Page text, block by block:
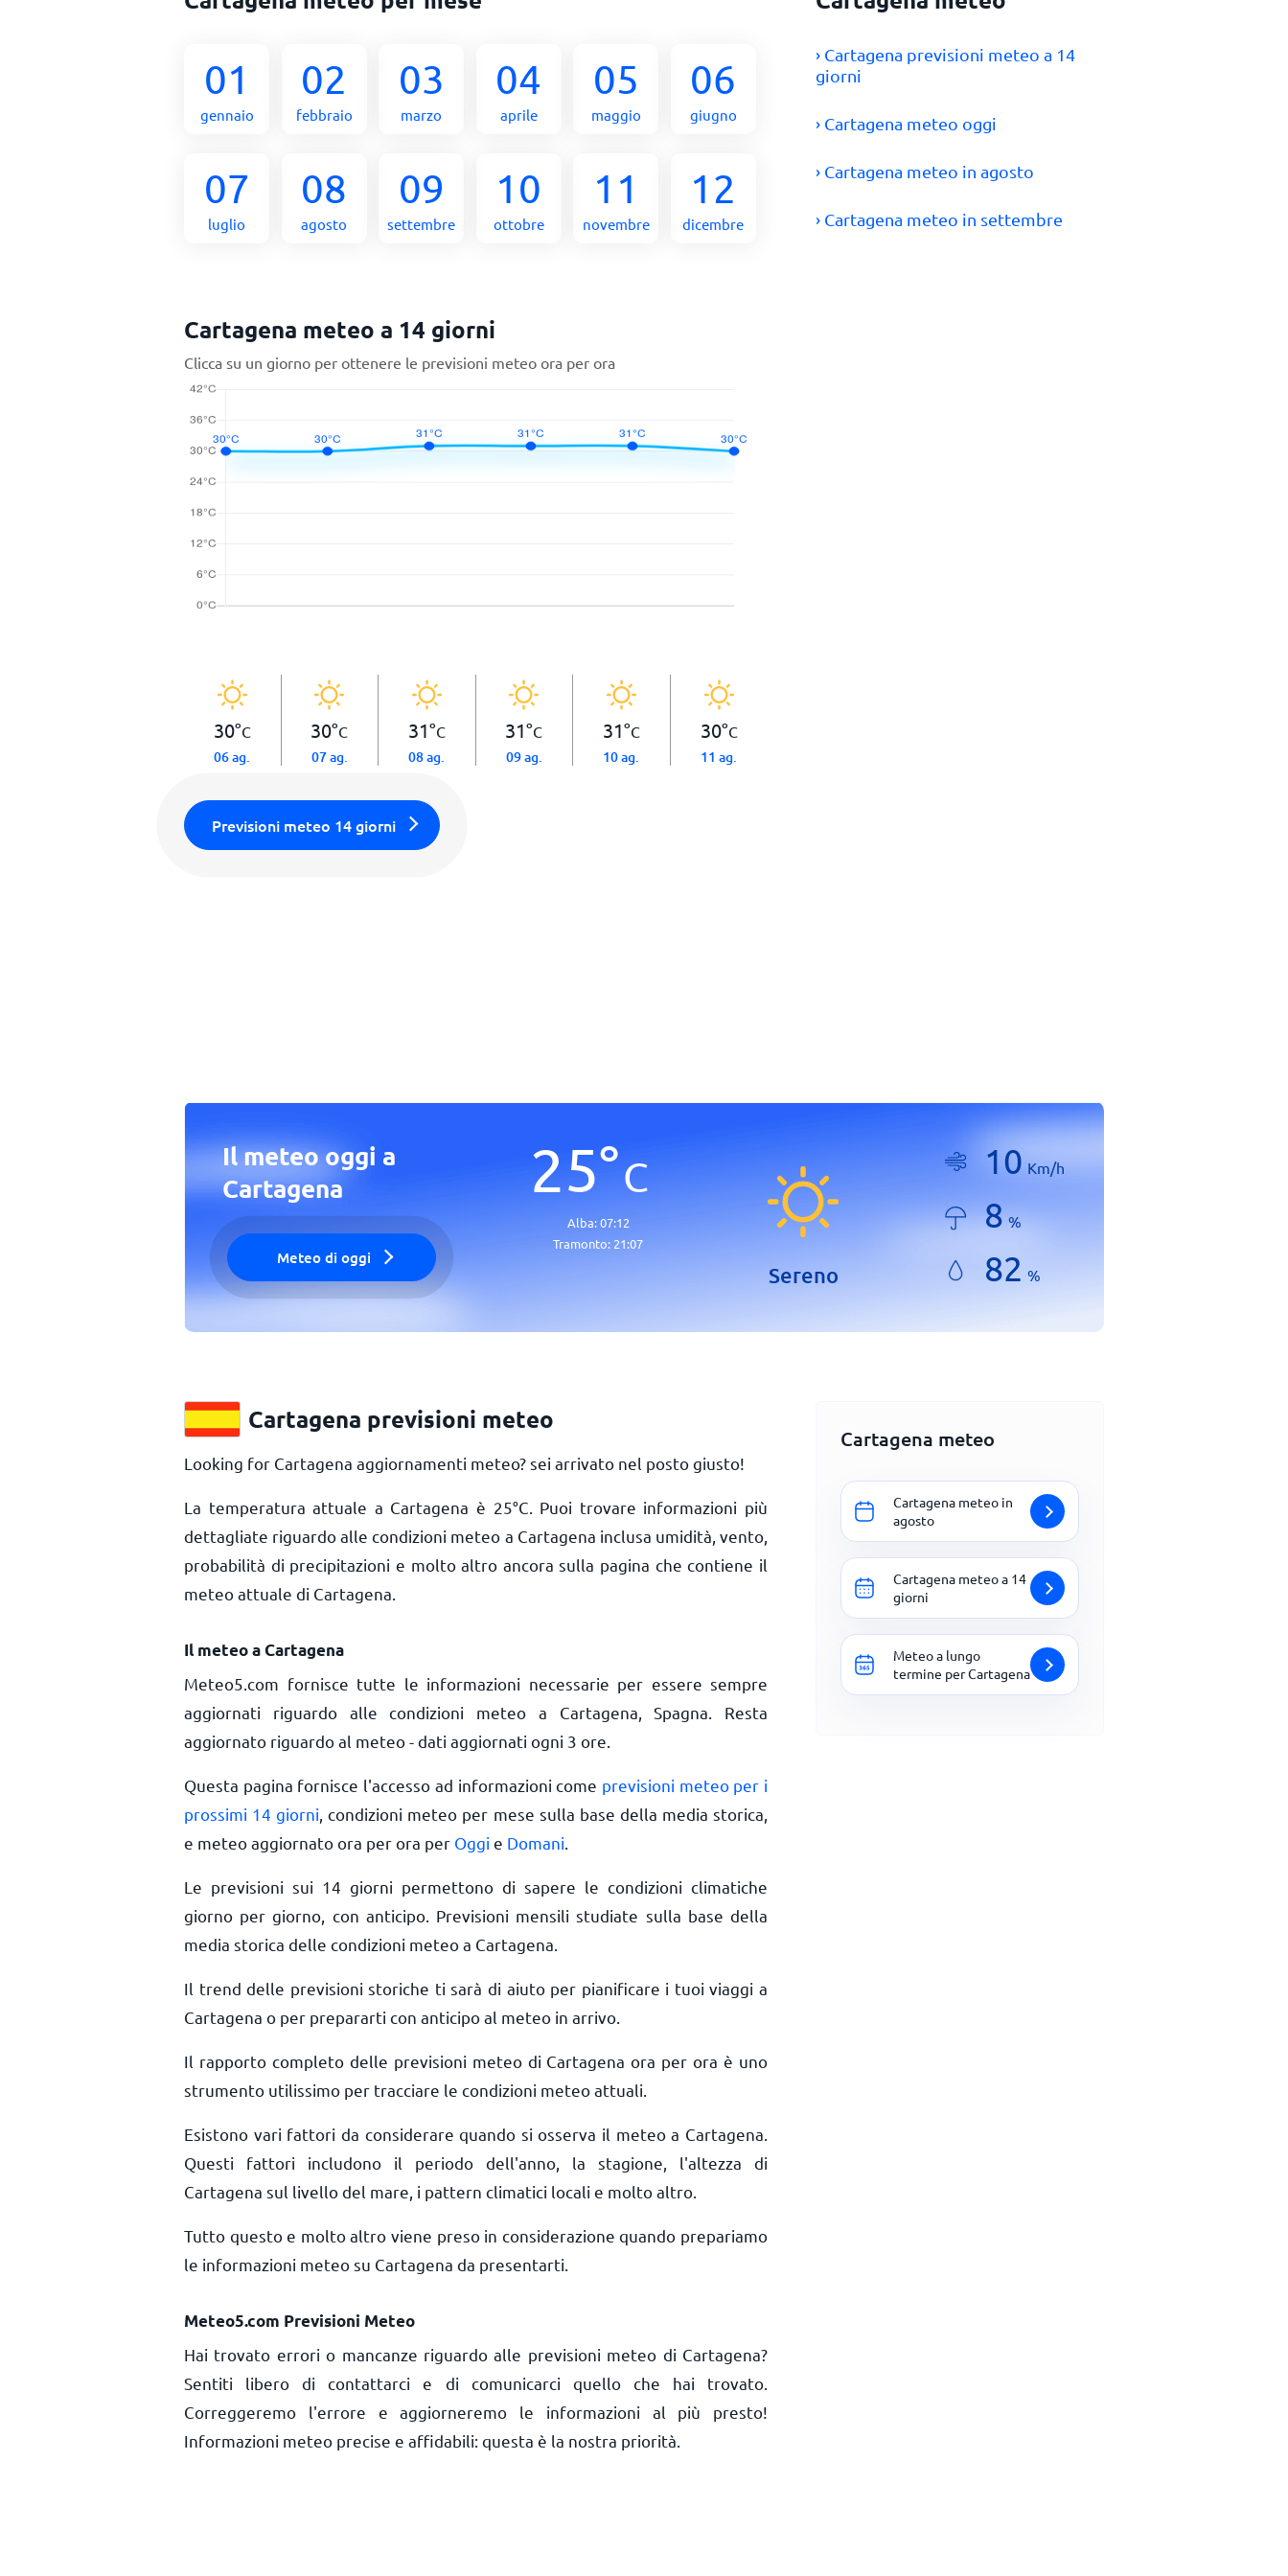
01
gennaio
02
febbraio
03
marzo
04
aprile
05
maggio
06
giugno
07
luglio
08
agosto
09
settembre
10
ottobre
11
novembre
12
dicembre
› Cartagena previsioni meteo a 14
giorni
› Cartagena meteo oggi
› Cartagena meteo in agosto
› Cartagena meteo in settembre
Cartagena meteo a 14 giorni
Clicca su un giorno per ottenere le previsioni meteo ora per ora
30°C
06 ag.
30°C
07 ag.
31°C
08 ag.
31°C
09 ag.
31°C
10 ag.
30°C
11 ag.
Previsioni meteo 14 giorni
Il meteo oggi a
Cartagena
Meteo di oggi
25°C
Alba:07:12
Tramonto: 21:07
Sereno
10 Km/h
8 %
82 %
Cartagena previsioni meteo
Looking for Cartagena aggiornamenti meteo? sei arrivato nel posto giusto!
La temperatura attuale a Cartagena è 25°C . Puoi trovare informazioni più
dettagliate riguardo alle condizioni meteo a Cartagena inclusa umidità, vento,
probabilità di precipitazioni e molto altro ancora sulla pagina che contiene il
meteo attuale di Cartagena.
Il meteo a Cartagena
Meteo5.com fornisce tutte le informazioni necessarie per essere sempre
aggiornati riguardo alle condizioni meteo a Cartagena, Spagna. Resta
aggiornato riguardo al meteo - dati aggiornati ogni 3 ore.
Questa pagina fornisce l'accesso ad informazioni come previsioni meteo per i
prossimi 14 giorni , condizioni meteo per mese sulla base della media storica,
e meteo aggiornato ora per ora per Oggi e Domani
Le previsioni sui 14 giorni permettono di sapere le condizioni climatiche
giorno per giorno, con anticipo. Previsioni mensili studiate sulla base della
media storica delle condizioni meteo a Cartagena.
Il trend delle previsioni storiche ti sarà di aiuto per pianificare i tuoi viaggi a
Cartagena o per prepararti con anticipo al meteo in arrivo.
Il rapporto completo delle previsioni meteo di Cartagena ora per ora è uno
strumento utilissimo per tracciare le condizioni meteo attuali.
Esistono vari fattori da considerare quando si osserva il meteo a Cartagena.
Questi fattori includono il periodo dell'anno, la stagione, l'altezza di
Cartagena sul livello del mare, i pattern climatici locali e molto altro.
Tutto questo e molto altro viene preso in considerazione quando prepariamo
le informazioni meteo su Cartagena da presentarti.
Meteo5.com Previsioni Meteo
Hai trovato errori o mancanze riguardo alle previsioni meteo di Cartagena?
Sentiti libero di contattarci e di comunicarci quello che hai trovato.
Correggeremo l'errore e aggiorneremo le informazioni al più presto!
Informazioni meteo precise e affidabili: questa è la nostra priorità.
Cartagena meteo
Cartagena meteo in
agosto
Cartagena meteo a 14
giorni
Meteo a lungo
termine per Cartagena